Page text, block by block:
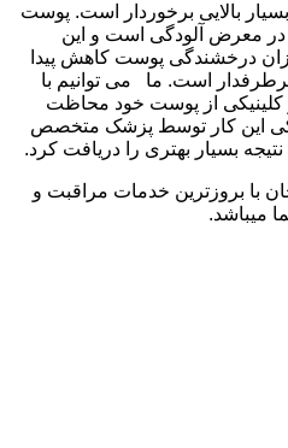
بالایی برخوردار است. پوست
در معرض آلودگی است و این
درخشندگی پوست کاهش پیدا
است. ما می توانیم با
از پوست خود محاظت
این کار توسط پزشک متخصص
بسیار بهتری را دریافت کرد.
با بروزترین خدمات مراقبت و
میباشد.